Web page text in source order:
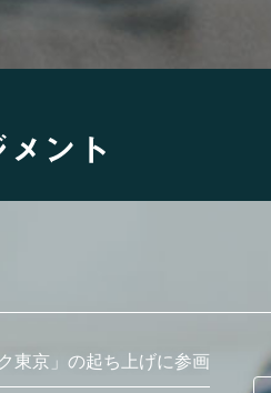
ント
東京」の起ち上げに参画